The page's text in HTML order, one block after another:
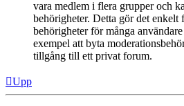
vara medlem i flera grupper och
behörigheter. Detta gör det enkelt
behörigheter för många
exempel att byta
tillgång till ett privat forum.
Upp